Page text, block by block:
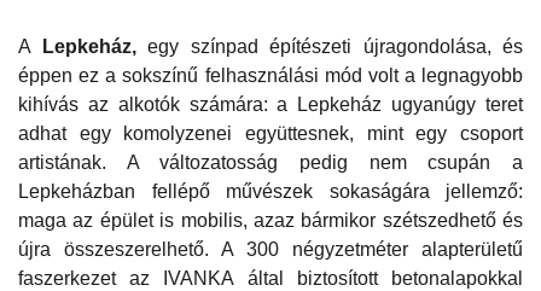
A Lepkeház,egy színpad építészeti újragondolása, és
éppen ez a sokszínű felhasználási mód volt a legnagyobb
kihívás az alkotók számára: a Lepkeház ugyanúgy teret
adhat egy komolyzenei együttesnek, mint egy csoport
artistának. A változatosság pedig nem csupán a
Lepkeházban fellépő művészek sokaságára jellemző:
maga az épület is mobilis, azaz bármikor szétszedhető és
újra összeszerelhető. A 300 négyzetméter alapterületű
faszerkezet az IVANKA által biztosított betonalapokkal